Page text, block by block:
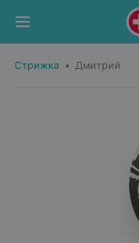
Стрижка • Дмитрий